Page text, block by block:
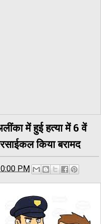
में हुई हत्या में 6 वें
किया बरामद
PM